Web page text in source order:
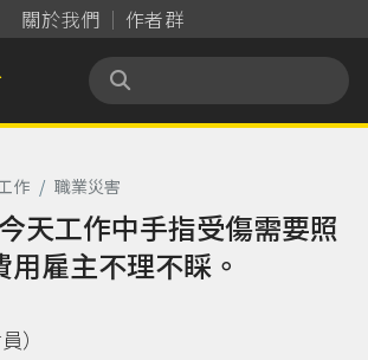
關於我們 作者群
作 / 職業災害
天工作中手指受傷需要照
雇主不理不睬。
）